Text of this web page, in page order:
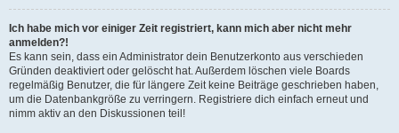
Ich habe mich vor einiger Zeit registriert, kann mich aber nicht mehr
anmelden?!
Es kann sein, dass ein Administrator dein Benutzerkonto aus verschieden
Gründen deaktiviert oder gelöscht hat. Außerdem löschen viele Boards
regelmäßig Benutzer, die für längere Zeit keine Beiträge geschrieben haben,
um die Datenbankgröße zu verringern. Registriere dich einfach erneut und
nimm aktiv an den Diskussionen teil!